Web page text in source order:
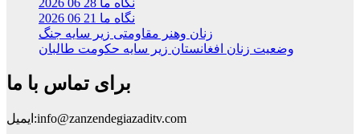
نگاه ما 28 06 2026
نگاه ما 21 06 2026
زنان وهنر مقاومتی زیر سایه جنگ
وضعیت زنان افغانستان زیر سایه حکومت طالبان
برای تماس با ما
ایمیل:info@zanzendegiazaditv.com